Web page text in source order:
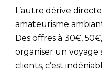
L’autre dérive
amateurisme
Des offres à 30€,
organiser un voyage
clients, c’est